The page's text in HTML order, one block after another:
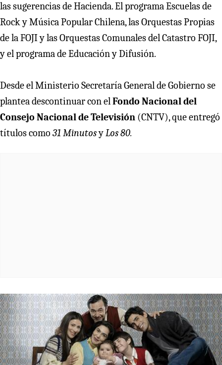
las sugerencias de Hacienda. El programa Escuelas de
Rock y Música Popular Chilena, las Orquestas Propias
de la FOJI y las Orquestas Comunales del Catastro FOJI,
y el programa de Educación y Difusión.
Desde el Ministerio Secretaría General de Gobierno se
plantea descontinuar con elFondo Nacional del
Consejo Nacional de Televisión (CNTV), que entregó
títulos como 31 MinutosyLos 80.